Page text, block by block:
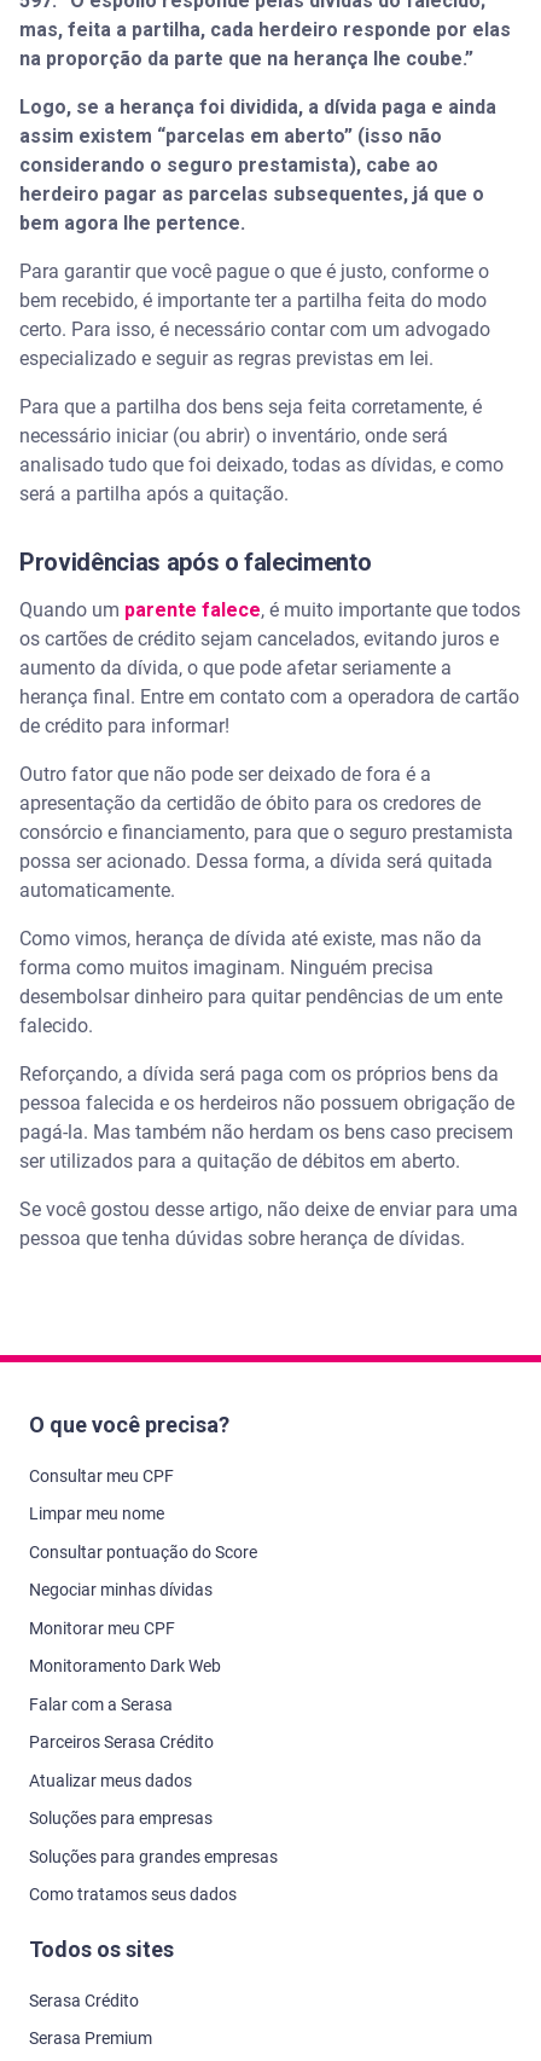
mas, feita a partilha, cada herdeiro responde por elas
na proporção da parte que na herança Ihe coube.”
Logo, se a herança foi dividida, a dívida paga e ainda
assim existem “parcelas em aberto” (isso não
considerando o seguro prestamista), cabe ao
herdeiro pagar as parcelas subsequentes, já que o
bem agora lhe pertence.
Para garantir que você pague o que é justo, conforme o
bem recebido, é importante ter a partilha feita do modo
certo. Para isso, é necessário contar com um advogado
especializado e seguir as regras previstas em lei.
Para que a partilha dos bens seja feita corretamente, é
necessário iniciar (ou abrir) o inventário, onde será
analisado tudo que foi deixado, todas as dívidas, e como
será a partilha após a quitação.
Providências após o falecimento
Quando um parente falece, é muito importante que todos
os cartões de crédito sejam cancelados, evitando juros e
aumento da dívida, o que pode afetar seriamente a
herança final. Entre em contato com a operadora de cartão
de crédito para informar!
Outro fator que não pode ser deixado de fora é a
apresentação da certidão de óbito para os credores de
consórcio e financiamento, para que o seguro prestamista
possa ser acionado. Dessa forma, a dívida será quitada
automaticamente.
Como vimos, herança de dívida até existe, mas não da
forma como muitos imaginam. Ninguém precisa
desembolsar dinheiro para quitar pendências de um ente
falecido.
Reforçando, a dívida será paga com os próprios bens da
pessoa falecida e os herdeiros não possuem obrigação de
pagá-la. Mas também não herdam os bens caso precisem
ser utilizados para a quitação de débitos em aberto.
Se você gostou desse artigo, não deixe de enviar para uma
pessoa que tenha dúvidas sobre herança de dívidas.
O que você precisa?
Consultar meu CPF
Limpar meu nome
Consultar pontuação do Score
Negociar minhas dívidas
Monitorar meu CPF
Monitoramento Dark Web
Falar com a Serasa
Parceiros Serasa Crédito
Atualizar meus dados
Soluções para empresas
Soluções para grandes empresas
Como tratamos seus dados
Todos os sites
Serasa Crédito
Serasa Premium